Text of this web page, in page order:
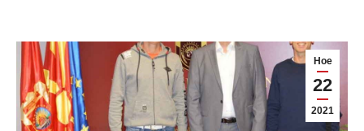
Ное
22
2021